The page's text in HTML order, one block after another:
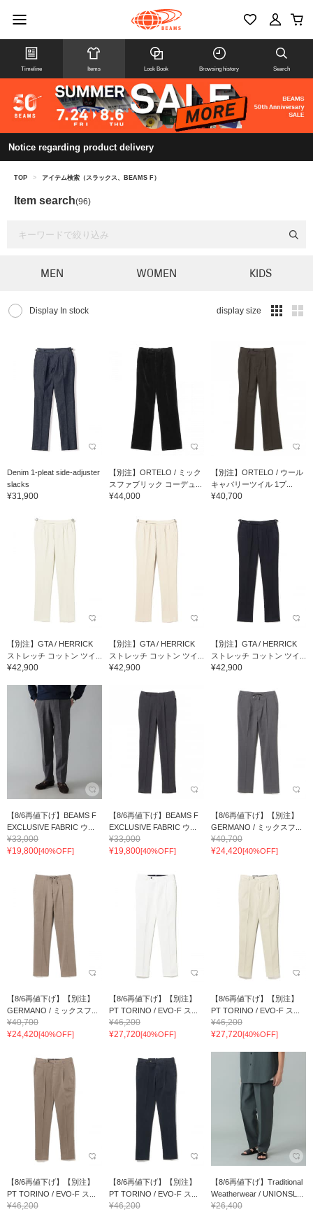
Timeline Items Look Book Browsing history Search
Notice regarding product delivery
TOP > アイテム検索（スラックス、BEAMS F）
Item search(96)
MEN WOMEN KIDS
Display In stock display size
Denim 1-pleat side-adjuster
slacks
¥31,900
【別注】ORTELO / ミック
スファブリック コーデュ...
¥44,000
【別注】ORTELO / ウール
キャバリーツイル 1プ...
¥40,700
【別注】GTA / HERRICK
ストレッチ コットン ツイ...
¥42,900
【別注】GTA / HERRICK
ストレッチ コットン ツイ...
¥42,900
【別注】GTA / HERRICK
ストレッチ コットン ツイ...
¥42,900
【8/6再値下げ】BEAMS F
EXCLUSIVE FABRIC ウ...
¥33,000
¥19,800[40%OFF]
【8/6再値下げ】BEAMS F
EXCLUSIVE FABRIC ウ...
¥33,000
¥19,800[40%OFF]
【8/6再値下げ】【別注】
GERMANO / ミックスフ...
¥40,700
¥24,420[40%OFF]
【8/6再値下げ】【別注】
GERMANO / ミックスフ...
¥40,700
¥24,420[40%OFF]
【8/6再値下げ】【別注】
PT TORINO / EVO-F ス...
¥46,200
¥27,720[40%OFF]
【8/6再値下げ】【別注】
PT TORINO / EVO-F ス...
¥46,200
¥27,720[40%OFF]
【8/6再値下げ】【別注】
PT TORINO / EVO-F ス...
¥46,200
【8/6再値下げ】【別注】
PT TORINO / EVO-F ス...
¥46,200
【8/6再値下げ】Traditional
Weatherwear / UNIONSL...
¥26,400